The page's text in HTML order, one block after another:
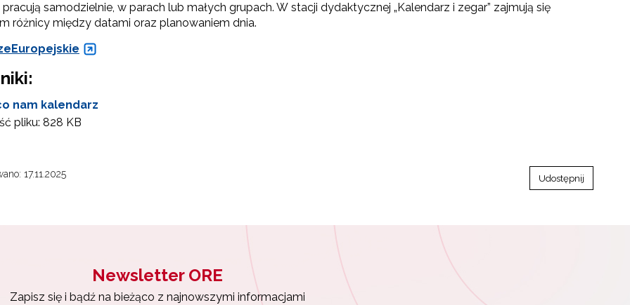
samodzielnie, w parach lub małych grupach. W stacji dydaktycznej „Kalendarz i zegar” zajmują się
różnicy między datami oraz planowaniem dnia.
nam kalendarz
pliku: 828 KB
17.11.2025 Udostępnij
Newsletter ORE
Zapisz się i bądź na bieżąco z najnowszymi informacjami
ORE
się i bądź na bieżąco z najnowszymi informacjami
i programach.